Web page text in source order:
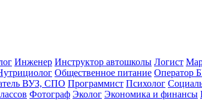
Инженер Инструктор автошколы Логист
Общественное питание Оператор
ВУЗ, СПО Программист Психолог
Фотограф Эколог Экономика и финансы